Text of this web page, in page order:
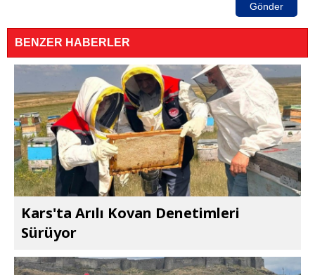
Gönder
BENZER HABERLER
Kars'ta Arılı Kovan Denetimleri
Sürüyor